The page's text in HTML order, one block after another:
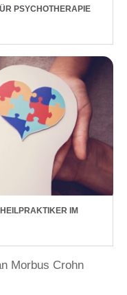
PSYCHOTHERAPIE
IM
Morbus Crohn